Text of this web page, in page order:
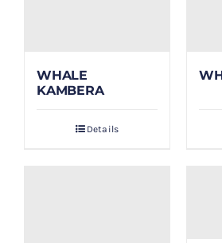
WHALE
KAMBERA
Details